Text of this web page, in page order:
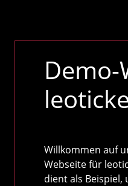
Demo-
Willkommen auf
Webseite für
dient als Beispiel,